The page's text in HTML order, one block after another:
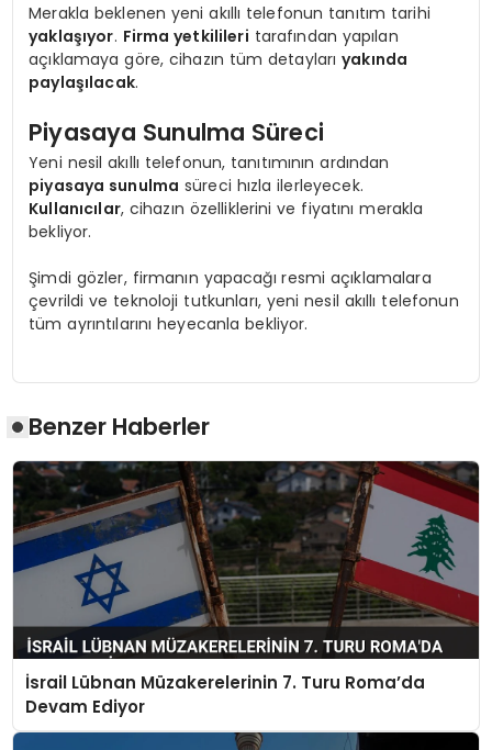
Merakla beklenen yeni akıllı telefonun tanıtım tarihi
yaklaşıyor. Firma yetkilileri tarafından yapılan
açıklamaya göre, cihazın tüm detaylarıyakında
paylaşılacak.
Piyasaya Sunulma Süreci
Yeni nesil akıllı telefonun, tanıtımının ardından
piyasaya sunulma süreci hızla ilerleyecek.
Kullanıcılar, cihazın özelliklerini ve fiyatını merakla
bekliyor.
Şimdi gözler, firmanın yapacağı resmi açıklamalara
çevrildi ve teknoloji tutkunları, yeni nesil akıllı telefonun
tüm ayrıntılarını heyecanla bekliyor.
Benzer Haberler
İsrail Lübnan Müzakerelerinin 7. Turu Roma’da
Devam Ediyor